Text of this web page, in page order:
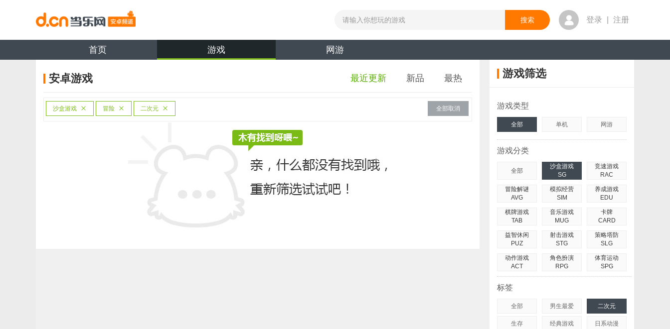
登录 注册
首页 游戏 网游
安卓游戏 最近更新 新品 最热
沙盒游戏 冒险 二次元 全部取消
游戏筛选
游戏类型
全部 单机 网游
游戏分类
全部
沙盒游戏
SG
竞速游戏
RAC
冒险解谜
AVG
模拟经营
SIM
养成游戏
EDU
棋牌游戏
TAB
音乐游戏
MUG
卡牌
CARD
益智休闲
PUZ
射击游戏
STG
策略塔防
SLG
动作游戏
ACT
角色扮演
RPG
体育运动
SPG
标签
全部 男生最爱 二次元
生存 经典游戏 日系动漫